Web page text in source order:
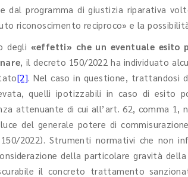
dal programma di giustizia riparativa
riconoscimento reciproco» e la
degli «effetti» che un eventuale esito
, il decreto 150/2022 ha individuato
[2]. Nel caso in questione, trattandosi
quelli ipotizzabili in caso di esito
attenuante di cui all’art. 62, comma 1,
del generale potere di
2022). Strumenti normativi che non
della particolare gravità
il concreto trattamento